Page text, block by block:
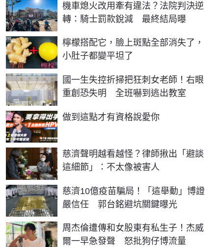
機車熄火改用牽有違法？法院判決逆
轉：騎士罰款銳減 最終結局曝
檸檬搭配它，臉上斑點全部消失了，
小肚子都變平坦了
PR
國一生失控折掃把狂刺女老師！右眼
重創恐失明 全班嚇到逃出教室
做到這點才有資格說愛你
PR
慈濟聲明越看越怪？律師揪出「避談
這細節」：不太像被害人
慈濟10億疫苗騙局！「這舉動」博證
嚴信任 郭台銘避坑關鍵曝光
周杰倫遭傳和女股東有私生子！杰威
爾一早急發聲 怒批狗仔博流量